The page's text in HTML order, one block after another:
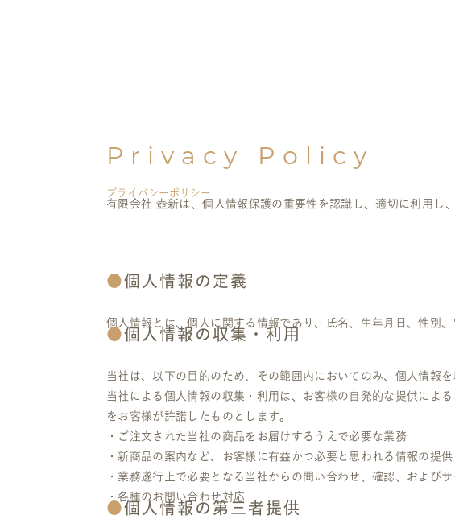
Privacy Policy
プライバシーポリシー
有限会社 壺新は、個人情報保護の重要性を認識し、適切に利用し
個人情報の定義
個人情報とは、個人に関する情報であり、氏名、生年月日、性別
個人情報の収集・利用
当社は、以下の目的のため、その範囲内においてのみ、個人情報を
当社による個人情報の収集・利用は、お客様の自発的な提供によ
をお客様が許諾したものとします。
・ご注文された当社の商品をお届けするうえで必要な業務
・新商品の案内など、お客様に有益かつ必要と思われる情報の提供
・業務遂行上で必要となる当社からの問い合わせ、確認、および
・各種のお問い合わせ対応
個人情報の第三者提供